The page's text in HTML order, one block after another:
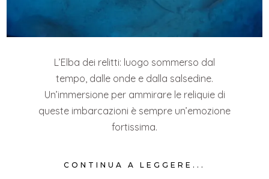
L’Elba dei relitti: luogo sommerso dal
tempo, dalle onde e dalla salsedine.
Un’immersione per ammirare le reliquie di
queste imbarcazioni è sempre un’emozione
fortissima.
CONTINUA A LEGGERE...